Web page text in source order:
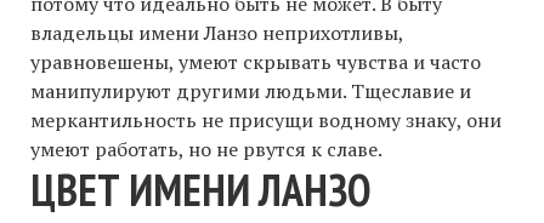
владельцы имени Ланзо неприхотливы,
уравновешены, умеют скрывать чувства и часто
манипулируют другими людьми. Тщеславие и
меркантильность не присущи водному знаку, они
умеют работать, но не рвутся к славе.
ЦВЕТ ИМЕНИ ЛАНЗО